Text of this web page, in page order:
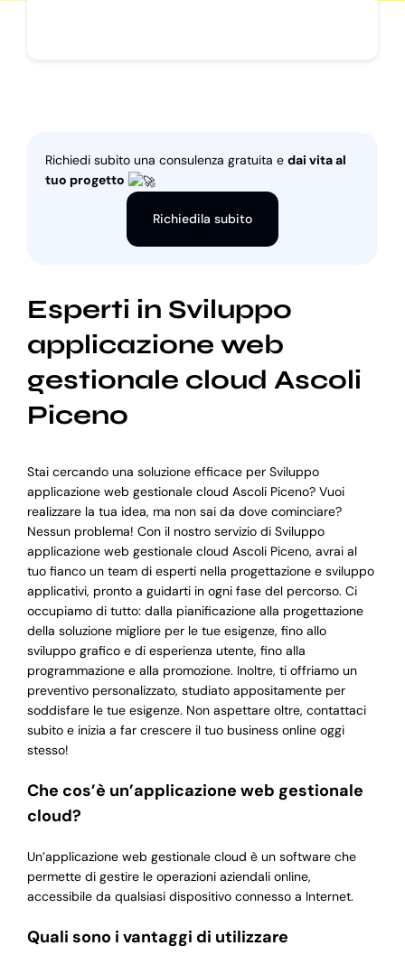
Richiedi subito una consulenza gratuita e dai vita al
tuo progetto
Richiedila subito
Esperti in Sviluppo
applicazione web
gestionale cloud Ascoli
Piceno
Stai cercando una soluzione efficace per Sviluppo
applicazione web gestionale cloud Ascoli Piceno? Vuoi
realizzare la tua idea, ma non sai da dove cominciare?
Nessun problema! Con il nostro servizio di Sviluppo
applicazione web gestionale cloud Ascoli Piceno, avrai al
tuo fianco un team di esperti nella progettazione e sviluppo
applicativi, pronto a guidarti in ogni fase del percorso. Ci
occupiamo di tutto: dalla pianificazione alla progettazione
della soluzione migliore per le tue esigenze, fino allo
sviluppo grafico e di esperienza utente, fino alla
programmazione e alla promozione. Inoltre, ti offriamo un
preventivo personalizzato, studiato appositamente per
soddisfare le tue esigenze. Non aspettare oltre, contattaci
subito e inizia a far crescere il tuo business online oggi
stesso!
Che cos’è un’applicazione web gestionale
cloud?
Un’applicazione web gestionale cloud è un software che
permette di gestire le operazioni aziendali online,
accessibile da qualsiasi dispositivo connesso a Internet.
Quali sono i vantaggi di utilizzare